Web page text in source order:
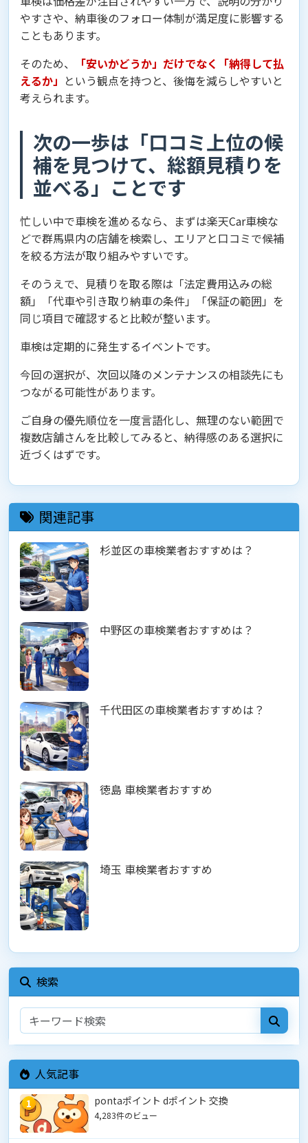
やすさや、納車後のフォロー体制が満足度に影響する
こともあります。
そのため、
「安いかどうか」だけでなく「納得して払
えるか」 という観点を持つと、後悔を減らしやすいと
考えられます。
次の一歩は「口コミ上位の候
補を見つけて、総額見積りを
並べる」ことです
忙しい中で車検を進めるなら、まずは楽天Car車検な
どで群馬県内の店舗を検索し、エリアと口コミで候補
を絞る方法が取り組みやすいです。
そのうえで、見積りを取る際は「法定費用込みの総
額」「代車や引き取り納車の条件」「保証の範囲」を
同じ項目で確認すると比較が整います。
車検は定期的に発生するイベントです。
今回の選択が、次回以降のメンテナンスの相談先にも
つながる可能性があります。
ご自身の優先順位を一度言語化し、無理のない範囲で
複数店舗さんを比較してみると、納得感のある選択に
近づくはずです。
関連記事
杉並区の車検業者おすすめは？
中野区の車検業者おすすめは？
千代田区の車検業者おすすめは？
徳島 車検業者おすすめ
埼玉 車検業者おすすめ
検索
人気記事
1 pontaポイント dポイント 交換
4,283件のビュー